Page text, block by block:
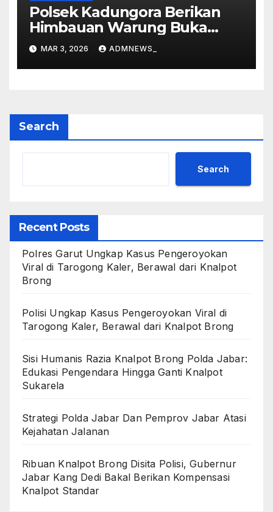
Polsek Kadungora Berikan
Himbauan Warung Buka
Siang Hari
MAR 3, 2026 ADMNEWS_
Search
Search
Recent Posts
Polres Garut Ungkap Kasus Pengeroyokan
Viral di Tarogong Kaler, Berawal dari Knalpot
Brong
Polisi Ungkap Kasus Pengeroyokan Viral di
Tarogong Kaler, Berawal dari Knalpot Brong
Sisi Humanis Razia Knalpot Brong Polda Jabar:
Edukasi Pengendara Hingga Ganti Knalpot
Sukarela
Strategi Polda Jabar Dan Pemprov Jabar Atasi
Kejahatan Jalanan
Ribuan Knalpot Brong Disita Polisi, Gubernur
Jabar Kang Dedi Bakal Berikan Kompensasi
Knalpot Standar